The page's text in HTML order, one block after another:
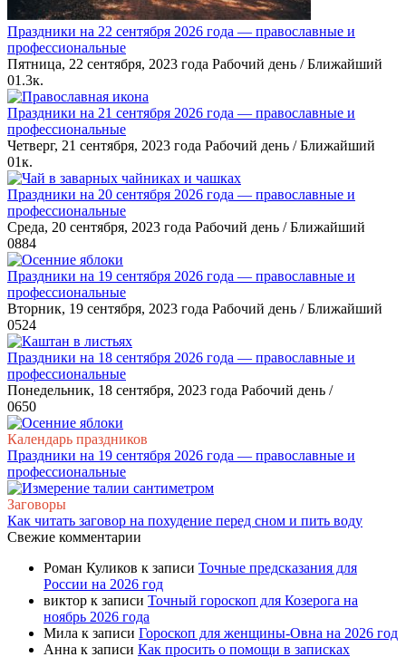
Праздники на 22 сентября 2026 года — православные и
профессиональные
Пятница, 22 сентября, 2023 года Рабочий день / Ближайший
01.3к.
Праздники на 21 сентября 2026 года — православные и
профессиональные
Четверг, 21 сентября, 2023 года Рабочий день / Ближайший
01к.
Праздники на 20 сентября 2026 года — православные и
профессиональные
Среда, 20 сентября, 2023 года Рабочий день / Ближайший
0884
Праздники на 19 сентября 2026 года — православные и
профессиональные
Вторник, 19 сентября, 2023 года Рабочий день / Ближайший
0524
Праздники на 18 сентября 2026 года — православные и
профессиональные
Понедельник, 18 сентября, 2023 года Рабочий день /
0650
Календарь праздников
Праздники на 19 сентября 2026 года — православные и
профессиональные
Заговоры
Как читать заговор на похудение перед сном и пить воду
Свежие комментарии
Роман Куликов к записи Точные предсказания для
России на 2026 год
виктор к записи Точный гороскоп для Козерога на
ноябрь 2026 года
Мила к записи Гороскоп для женщины-Овна на 2026 год
Анна к записи Как просить о помощи в записках